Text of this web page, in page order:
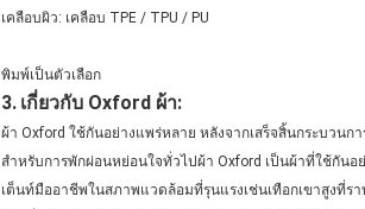
เคลือบผิว: เคลือบ TPE / TPU / PU
พิมพ์เป็นตัวเลือก
3. เกี่ยวกับ Oxford ผ้า:
ผ้า Oxford ใช้กันอย่างแพร่หลาย หลังจากเสร็จสิ้นกระบวนก
สำหรับการพักผ่อนหย่อนใจทั่วไปผ้า Oxford เป็นผ้าที่ใช้กัน
เต็นท์มืออาชีพในสภาพแวดล้อมที่รุนแรงเช่นเทือกเขาสูงที่ร